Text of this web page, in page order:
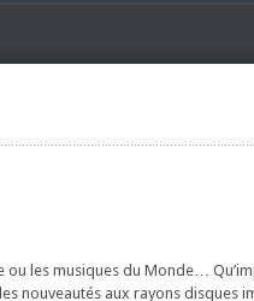
ou les musiques du Monde…
nouveautés aux rayons disques